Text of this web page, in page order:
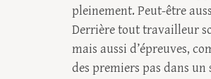
pleinement. Peut-être
Derrière tout travailleur
mais aussi d’épreuves,
des premiers pas dans